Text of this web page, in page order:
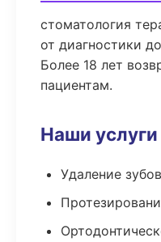
стоматология
от диагностики
Более 18 лет
пациентам.
Наши услуги
Удаление